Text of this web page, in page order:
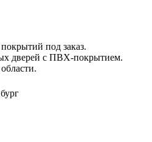
под заказ.
дверей с ПВХ-покрытием.